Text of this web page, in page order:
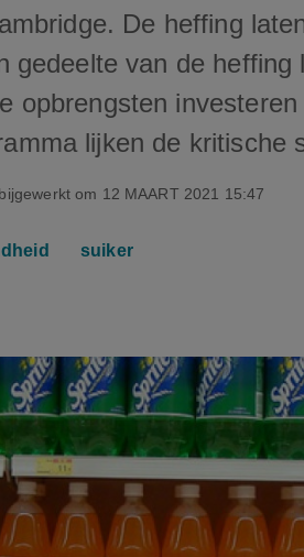
De heffing
gedeelte van de heffing
opbrengsten investeren
lijken de kritische
om 12 MAART 2021 15:47
suiker